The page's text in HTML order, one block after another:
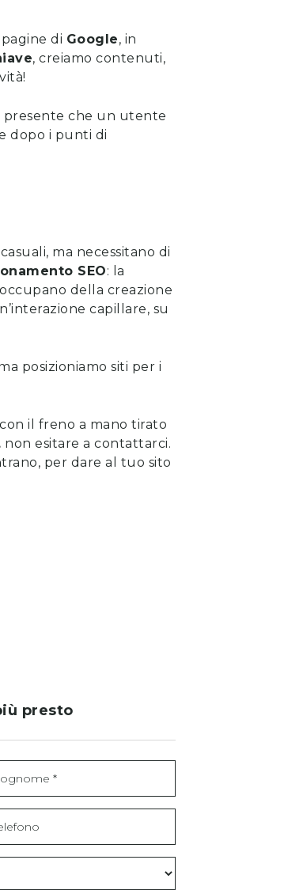
di Google, in
, creiamo contenuti,
presente che un utente
dopo i punti di
ma necessitano di
SEO: la
della creazione
capillare, su
posizioniamo siti per i
il freno a mano tirato
non esitare a contattarci.
per dare al tuo sito
presto